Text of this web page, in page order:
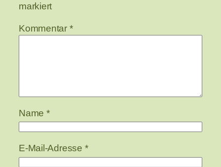
markiert
Kommentar *
Name *
E-Mail-Adresse *